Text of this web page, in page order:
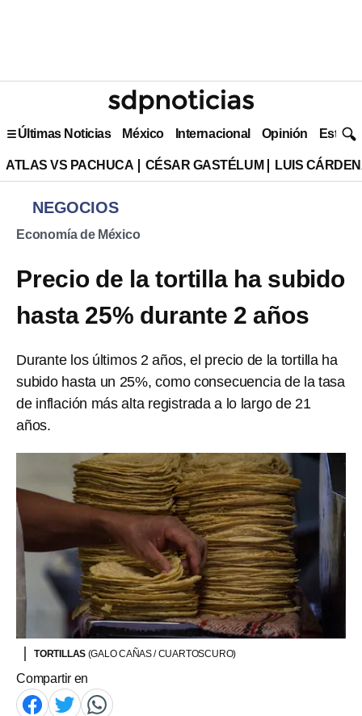
Últimas Noticias México Internacional Opinión Estilo
ATLAS VS PACHUCA CÉSAR GASTÉLUM LUIS
NEGOCIOS
Economía de México
Precio de la tortilla ha subido
hasta 25% durante 2 años
Durante los últimos 2 años, el precio de la tortilla ha
subido hasta un 25%, como consecuencia de la tasa
de inflación más alta registrada a lo largo de 21
años.
TORTILLAS (GALO CAÑAS / CUARTOSCURO)
Compartir en